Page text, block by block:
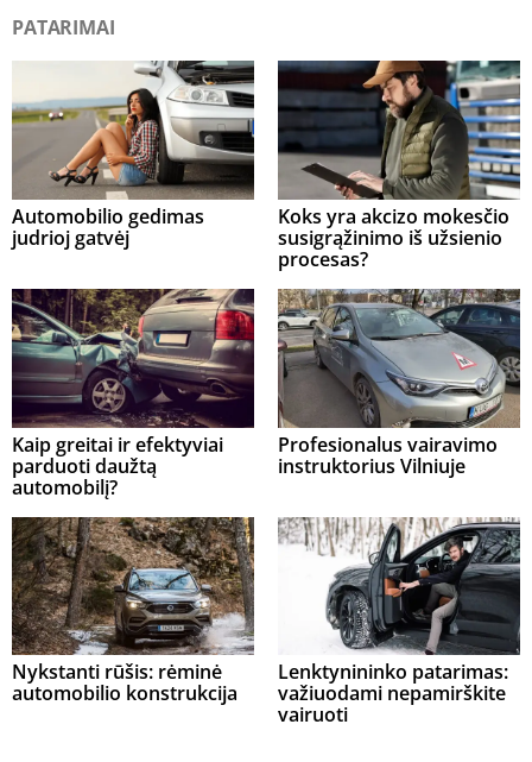
PATARIMAI
Automobilio gedimas
judrioj gatvėj
Koks yra akcizo mokesčio
susigrąžinimo iš užsienio
procesas?
Kaip greitai ir efektyviai
parduoti daužtą
automobilį?
Profesionalus vairavimo
instruktorius Vilniuje
Nykstanti rūšis: rėminė
automobilio konstrukcija
Lenktynininko patarimas:
važiuodami nepamirškite
vairuoti